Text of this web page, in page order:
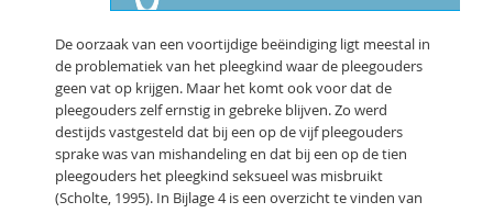
De oorzaak van een voortijdige beëindiging ligt meestal in
de problematiek van het pleegkind waar de pleegouders
geen vat op krijgen. Maar het komt ook voor dat de
pleegouders zelf ernstig in gebreke blijven. Zo werd
destijds vastgesteld dat bij een op de vijf pleegouders
sprake was van mishandeling en dat bij een op de tien
pleegouders het pleegkind seksueel was misbruikt
(Scholte, 1995). In Bijlage 4 is een overzicht te vinden van